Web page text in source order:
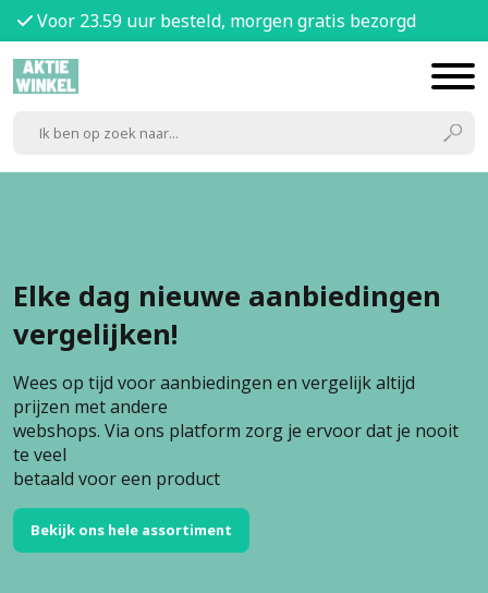
Voor 23.59 uur besteld, morgen gratis bezorgd
Elke dag nieuwe aanbiedingen
vergelijken!
Wees op tijd voor aanbiedingen en vergelijk altijd
prijzen met andere
webshops. Via ons platform zorg je ervoor dat je nooit
te veel
betaald voor een product
Bekijk ons hele assortiment